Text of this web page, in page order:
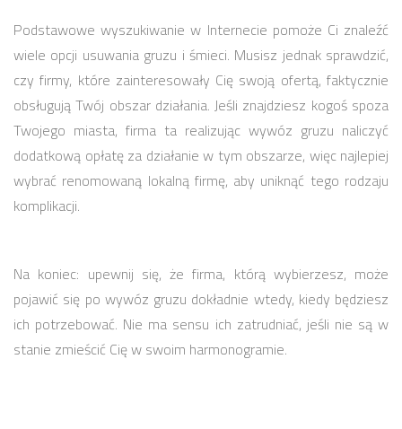
Podstawowe wyszukiwanie w Internecie pomoże Ci znaleźć
wiele opcji usuwania gruzu i śmieci. Musisz jednak sprawdzić,
czy firmy, które zainteresowały Cię swoją ofertą, faktycznie
obsługują Twój obszar działania. Jeśli znajdziesz kogoś spoza
Twojego miasta, firma ta realizując wywóz gruzu naliczyć
dodatkową opłatę za działanie w tym obszarze, więc najlepiej
wybrać renomowaną lokalną firmę, aby uniknąć tego rodzaju
komplikacji.
Na koniec: upewnij się, że firma, którą wybierzesz, może
pojawić się po wywóz gruzu dokładnie wtedy, kiedy będziesz
ich potrzebować. Nie ma sensu ich zatrudniać, jeśli nie są w
stanie zmieścić Cię w swoim harmonogramie.